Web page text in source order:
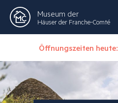
Museum der
Häuser der Franche-Comté
Öffnungszeiten heute: